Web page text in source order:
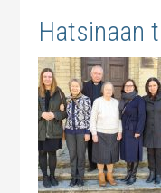
Hatsinaan